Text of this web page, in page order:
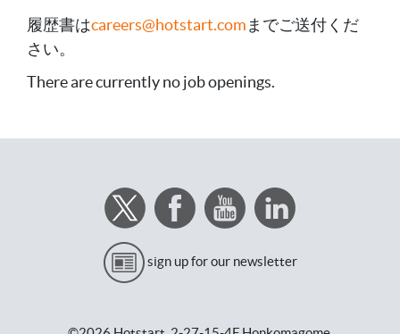
履歴書はcareers@hotstart.com までご送付くだ
さい。
There are currently no job openings.
sign up for our newsletter